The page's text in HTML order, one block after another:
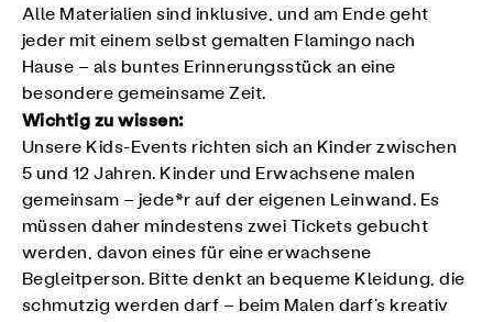
Alle Materialien sind inklusive, und am Ende geht
jeder mit einem selbst gemalten Flamingo nach
Hause – als buntes Erinnerungsstück an eine
besondere gemeinsame Zeit.
Wichtig zu wissen:
Unsere Kids-Events richten sich an Kinder zwischen
5 und 12 Jahren. Kinder und Erwachsene malen
gemeinsam – jede*r auf der eigenen Leinwand. Es
müssen daher mindestens zwei Tickets gebucht
werden, davon eines für eine erwachsene
Begleitperson. Bitte denkt an bequeme Kleidung, die
schmutzig werden darf – beim Malen darf’s kreativ